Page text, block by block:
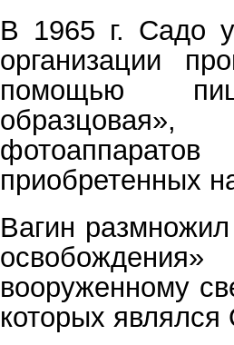
В 1965 г. Садо
организации
помощью
образцовая»,
приобретенных
Вагин
вооруженному
которых являлся